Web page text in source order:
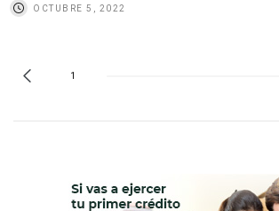
OCTUBRE 5, 2022
1